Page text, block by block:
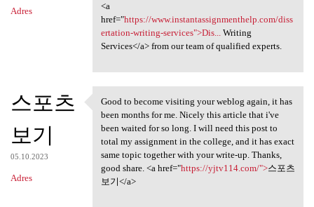
Adres
<a
href="https://www.instantassignmenthelp.com/diss
ertation-writing-services">Dis...Writing
Services</a> from our team of qualified experts.
스포츠
보기
05.10.2023
Adres
Good to become visiting your
Good to become visiting your weblog again, it has
been months for me. Nicely this article that i've
been waited for so long. I will need this post to
total my assignment in the college, and it has exact
same topic together with your write-up. Thanks,
good share. <a href="https://yjtv114.com/">스포츠
보기</a>